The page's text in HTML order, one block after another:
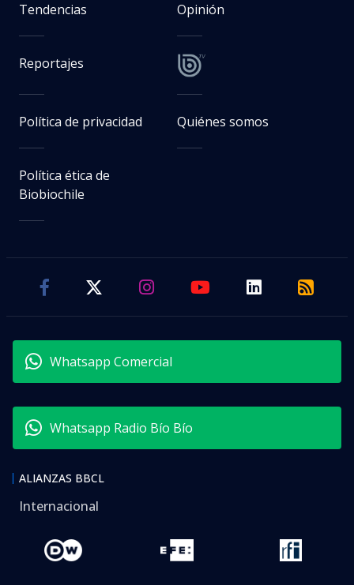
Tendencias Opinión
Reportajes
Política de privacidad Quiénes somos
Política ética de
Biobiochile
Whatsapp Comercial
Whatsapp Radio Bío Bío
ALIANZAS BBCL
Internacional